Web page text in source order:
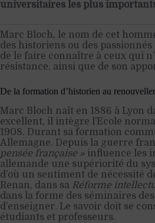
universitaires les plus
Marc Bloch, le nom de cet
des historiens ou des
de le faire connaître à ceux qui
résistance, ainsi que de son
De la formation d’historien au
Marc Bloch naît en 1886 à Lyon
excellent, il intègre l’Ecole
1908. Durant sa formation
Allemagne. Depuis la guerre
pensée française » influence les
allemande une supériorité du
d’où un sentiment de nécessité
Renan, dans sa Réforme
dans la forme des séminaires
d’enseigner. Le savoir doit se
étudiants et professeurs.